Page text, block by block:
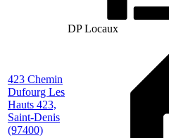
DP Locaux
423 Chemin
Dufourg Les
Hauts 423,
Saint-Denis
(97400)